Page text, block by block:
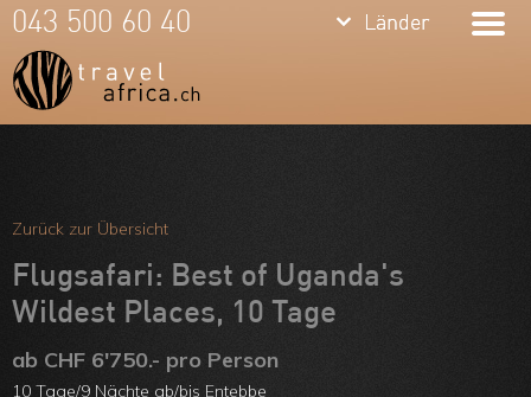
Team
Über uns
Feedbacks
Kontakt
keyboard_arrow_down Länder
Simbabwe
Mosambik
keyboard_arrow_down Länder
043 500 60 40
Zurück zur Übersicht
Flugsafari: Best of Uganda's
Wildest Places, 10 Tage
ab CHF 6'750.- pro Person
10 Tage/9 Nächte ab/bis Entebbe